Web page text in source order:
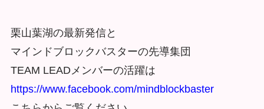
栗山葉湖の最新発信と
マインドブロックバスターの先導集団
TEAM LEADメンバーの活躍は
https://www.facebook.com/mindblockbaster